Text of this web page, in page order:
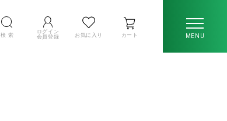
検 索
ログイン
会員登録
お気に入り カート MENU